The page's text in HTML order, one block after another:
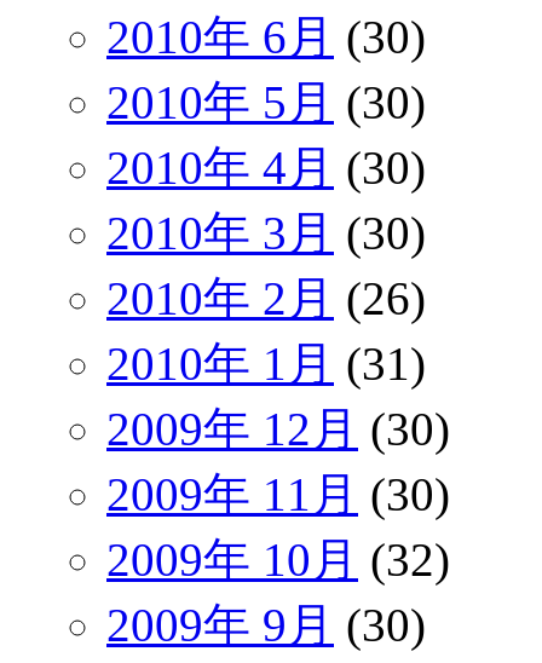
2010年 6月 (30)
2010年 5月 (30)
2010年 4月 (30)
2010年 3月 (30)
2010年 2月 (26)
2010年 1月 (31)
2009年 12月 (30)
2009年 11月 (30)
2009年 10月 (32)
2009年 9月 (30)